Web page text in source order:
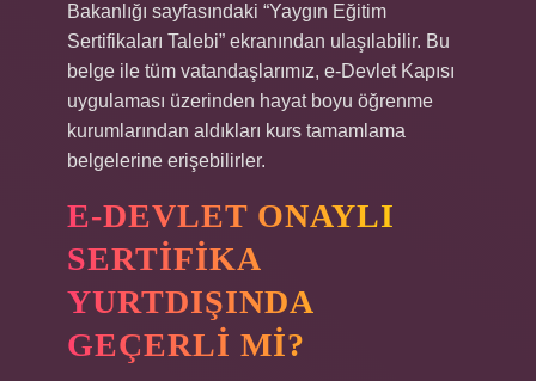
Bakanlığı sayfasındaki “Yaygın Eğitim
Sertifikaları Talebi” ekranından ulaşılabilir. Bu
belge ile tüm vatandaşlarımız, e-Devlet Kapısı
uygulaması üzerinden hayat boyu öğrenme
kurumlarından aldıkları kurs tamamlama
belgelerine erişebilirler.
E-DEVLET ONAYLI
SERTIFIKA
YURTDIŞINDA
GEÇERLI MI?